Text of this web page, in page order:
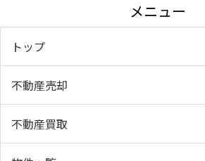
メニュー
トップ
不動産売却
不動産買取